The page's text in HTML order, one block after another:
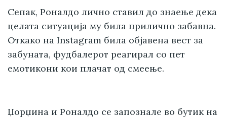
Сепак, Роналдо лично ставил до знаење дека
целата ситуација му била прилично забавна.
Откако на Instagram била објавена вест за
забуната, фудбалерот реагирал со пет
емотикони кои плачат од смеење.
Џорџина и Роналдо се запознале во бутик на